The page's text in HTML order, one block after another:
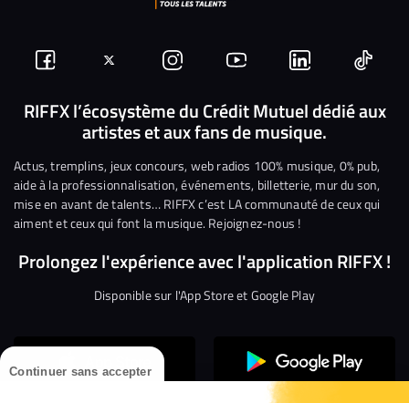
Continuer sans accepter
Suivez-
nous
Facebook
Suivez-
nous
sur
Twitter
Nous
rejoindre
sur
Instagram
Nous
rejoindre
sur
YouTube
Nous
rejoindre
sur
Linkedin
Nous
RIFFX l’écosystème du Crédit Mutuel dédié aux
artistes et aux fans de musique.
Actus, tremplins, jeux concours, web radios 100% musique, 0% pub,
aide à la professionnalisation, événements, billetterie, mur du son,
mise en avant de talents… RIFFX c’est LA communauté de ceux qui
aiment et ceux qui font la musique. Rejoignez-nous !
Prolongez l'expérience avec l'application RIFFX !
Disponible sur l'App Store et Google Play